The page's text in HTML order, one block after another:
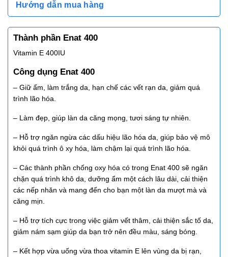
Hướng dẫn mua hàng
Thành phần Enat 400
Vitamin E 400IU
Công dụng Enat 400
– Giữ ẩm, làm trắng da, hạn chế các vết rạn da, giảm quá
trình lão hóa.
– Làm đẹp, giúp làn da căng mọng, tươi sáng tự nhiên.
– Hỗ trợ ngăn ngừa các dấu hiệu lão hóa da, giúp bảo vệ mô
khỏi quá trình ô xy hóa, làm chậm lại quá trình lão hóa.
– Các thành phần chống oxy hóa có trong Enat 400 sẽ ngăn
chặn quá trình khô da, dưỡng ẩm một cách lâu dài, cải thiện
các nếp nhăn và mang đến cho bạn một làn da mượt mà và
căng mịn.
– Hỗ trợ tích cực trong việc giảm vết thâm, cải thiện sắc tố da,
giảm nám sạm giúp da bạn trở nên đều màu, sáng bóng.
– Kết hợp vừa uống vừa thoa vitamin E lên vùng da bị rạn,